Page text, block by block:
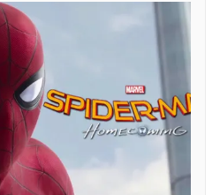
Tấm lòng Việt
Vươn mình bằng AI
VTV8
English